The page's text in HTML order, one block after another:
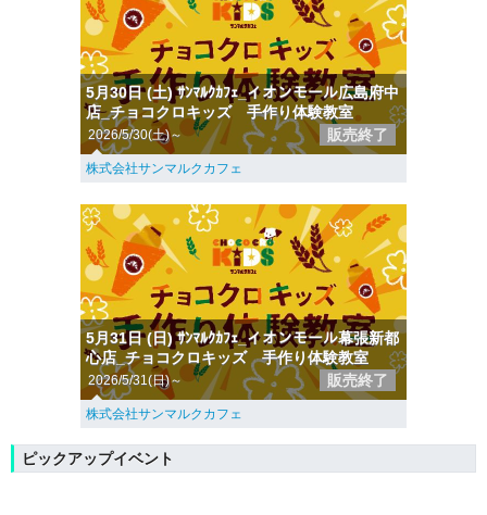
5月30日 (土) ｻﾝﾏﾙｸｶﾌｪ_イオンモール広島府中
店_チョコクロキッズ 手作り体験教室
2026/5/30(土)～ 販売終了
株式会社サンマルクカフェ
5月31日 (日) ｻﾝﾏﾙｸｶﾌｪ_イオンモール幕張新都
心店_チョコクロキッズ 手作り体験教室
2026/5/31(日)～ 販売終了
株式会社サンマルクカフェ
ピックアップイベント